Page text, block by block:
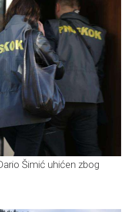
Šimić uhićen zbog